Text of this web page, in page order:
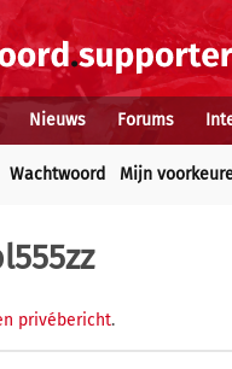
Nieuws Forums
Wachtwoord Mijn
privébericht.